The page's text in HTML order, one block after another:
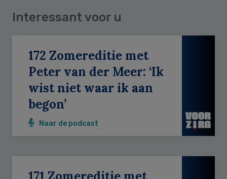
Interessant voor u
172 Zomereditie met
Peter van der Meer: ‘Ik
wist niet waar ik aan
begon’
Naar de podcast